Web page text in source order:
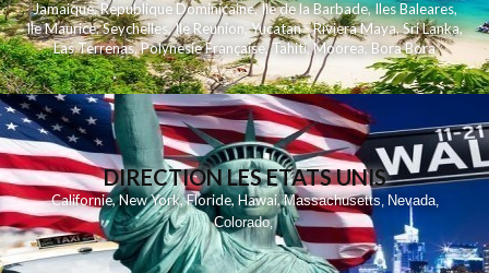
Jamaique,Republique Dominicaine,Ile de la Barbade,Iles Baleares,
Ile Maurice,Seychelles,Ile Reunion,Yucatan - Riviera Maya,Sri Lanka,
Las Terrenas,Polynesie Française,Tahiti,Moorea, Bora Bora
DIRECTION LES ETATS UNIS
Californie,New York,Floride,Hawai,Massachusetts, Nevada,
Colorado,